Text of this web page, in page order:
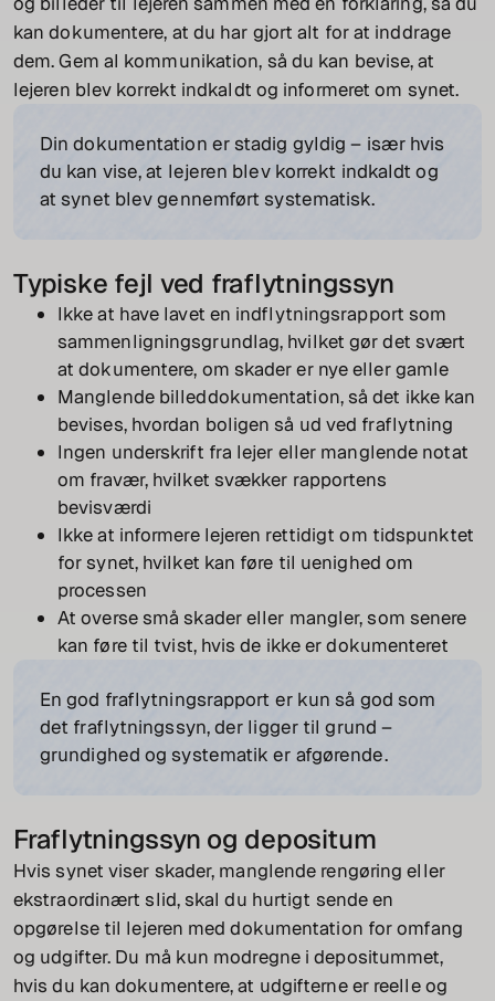
kan dokumentere, at du har gjort alt for at inddrage
dem. Gem al kommunikation, så du kan bevise, at
lejeren blev korrekt indkaldt og informeret om synet.
Din dokumentation er stadig gyldig – især hvis
du kan vise, at lejeren blev korrekt indkaldt og
at synet blev gennemført systematisk.
Typiske fejl ved fraflytningssyn
Ikke at have lavet en indflytningsrapport som
sammenligningsgrundlag, hvilket gør det svært
at dokumentere, om skader er nye eller gamle
Manglende billeddokumentation, så det ikke kan
bevises, hvordan boligen så ud ved fraflytning
Ingen underskrift fra lejer eller manglende notat
om fravær, hvilket svækker rapportens
bevisværdi
Ikke at informere lejeren rettidigt om tidspunktet
for synet, hvilket kan føre til uenighed om
processen
At overse små skader eller mangler, som senere
kan føre til tvist, hvis de ikke er dokumenteret
En god fraflytningsrapport er kun så god som
det fraflytningssyn, der ligger til grund –
grundighed og systematik er afgørende.
Fraflytningssyn og depositum
Hvis synet viser skader, manglende rengøring eller
ekstraordinært slid, skal du hurtigt sende en
opgørelse til lejeren med dokumentation for omfang
og udgifter. Du må kun modregne i depositummet,
hvis du kan dokumentere, at udgifterne er reelle og